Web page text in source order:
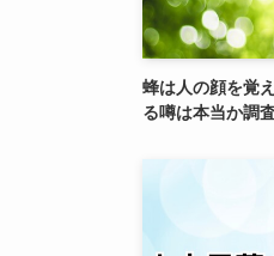
蜂は人の顔を覚
る噂は本当か調